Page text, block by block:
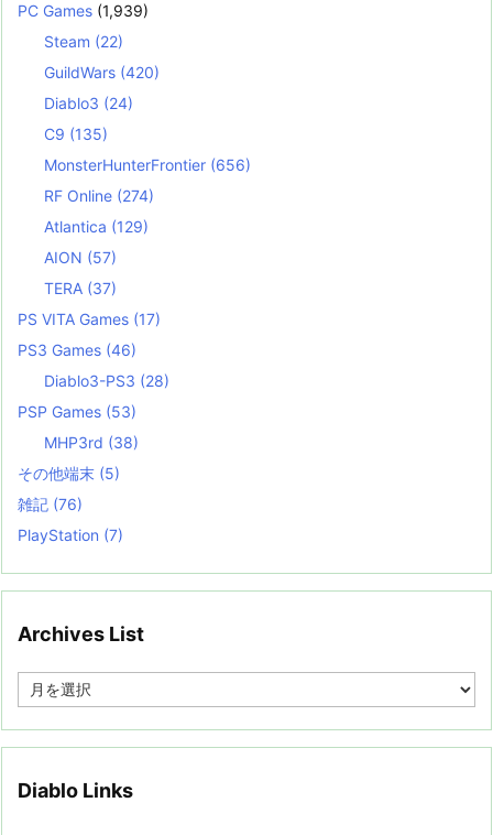
PC Games (1,939)
Steam (22)
GuildWars (420)
Diablo3 (24)
C9 (135)
MonsterHunterFrontier (656)
RF Online (274)
Atlantica (129)
AION (57)
TERA (37)
PS VITA Games (17)
PS3 Games (46)
Diablo3-PS3 (28)
PSP Games (53)
MHP3rd (38)
その他端末 (5)
雑記 (76)
PlayStation (7)
Archives List
e
Diablo Links